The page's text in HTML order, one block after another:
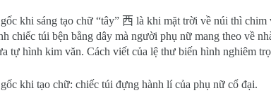
khi sáng tạo chữ “tây” 西 là khi mặt trời về núi thì
chiếc túi bện bằng dây mà người phụ nữ mang theo về
tự hình kim văn. Cách viết của lệ thư biến hình nghiêm
khi tạo chữ: chiếc túi đựng hành lí của phụ nữ cổ đại.